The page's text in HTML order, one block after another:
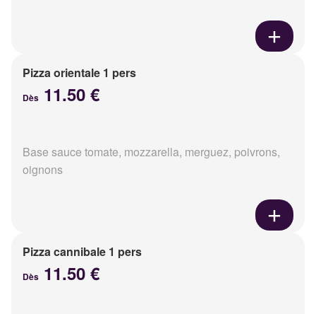
Pizza orientale 1 pers
Dès 11.50 €
Base sauce tomate, mozzarella, merguez, poivrons,
oignons
Pizza cannibale 1 pers
Dès 11.50 €